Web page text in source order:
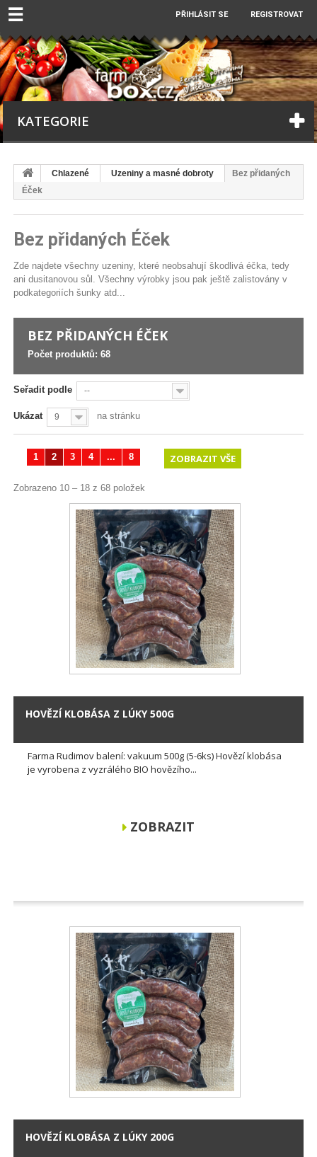
☰ PŘIHLÁSIT SE REGISTROVAT
KATEGORIE
Chlazené Uzeniny a masné dobroty
Bez přidaných
Éček
Bez přidaných Éček
Zde najdete všechny uzeniny, které neobsahují škodlivá éčka, tedy
ani dusitanovou sůl. Všechny výrobky jsou pak ještě zalistovány v
podkategoriích šunky atd...
BEZ PŘIDANÝCH ÉČEK
Počet produktů: 68
Seřadit podle --
Ukázat 9 na stránku
ZOBRAZIT VŠE
1 2 3 4 ... 8
Zobrazeno 10 – 18 z 68 položek
HOVĚZÍ KLOBÁSA Z LÚKY 500G
Farma Rudimov balení: vakuum 500g (5-6ks) Hovězí klobása
je vyrobena z vyzrálého BIO hovězího...
ZOBRAZIT
HOVĚZÍ KLOBÁSA Z LÚKY 200G